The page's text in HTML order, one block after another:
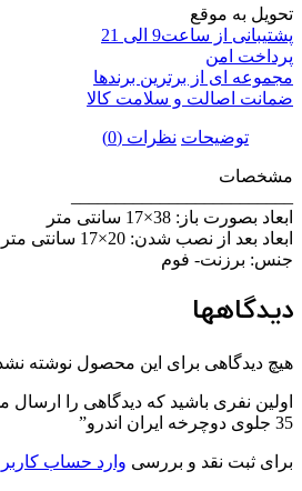
تحویل به موقع
پشتیبانی از ساعت9 الی 21
پرداخت امن
مجموعه ای از برترین برندها
ضمانت اصالت و سلامت کالا
توضیحات نظرات (0)
مشخصات
ابعاد بصورت باز: 38×17 سانتی متر
ابعاد بعد از نصب شدن: 20×17 سانتی متر
جنس: برزنت- فوم
دیدگاهها
هیچ دیدگاهی برای این محصول نوشته
اولین نفری باشید که دیدگاهی را ارسال
35 جلوی دوچرخه ایران اندرو”
برای ثبت نقد و بررسی وارد حساب